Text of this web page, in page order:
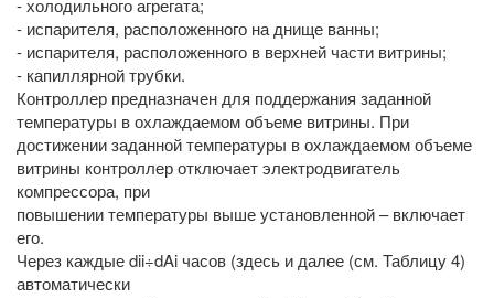
- холодильного агрегата;
- испарителя, расположенного на днище ванны;
- испарителя, расположенного в верхней части витрины;
- капиллярной трубки.
Контроллер предназначен для поддержания заданной
температуры в охлаждаемом объеме витрины. При
достижении заданной температуры в охлаждаемом объеме
витрины контроллер отключает электродвигатель
компрессора, при
повышении температуры выше установленной – включает
его.
Через каждые dii÷dAi часов (здесь и далее (см. Таблицу 4)
автоматически